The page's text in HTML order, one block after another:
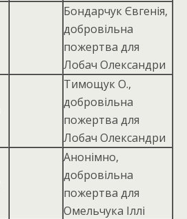
Бондарчук Євгенія,
добровільна
пожертва для
Лобач Олександри
Тимощук О.,
добровільна
пожертва для
Лобач Олександри
Анонімно,
добровiльна
пожертва для
Омельчука Iллi